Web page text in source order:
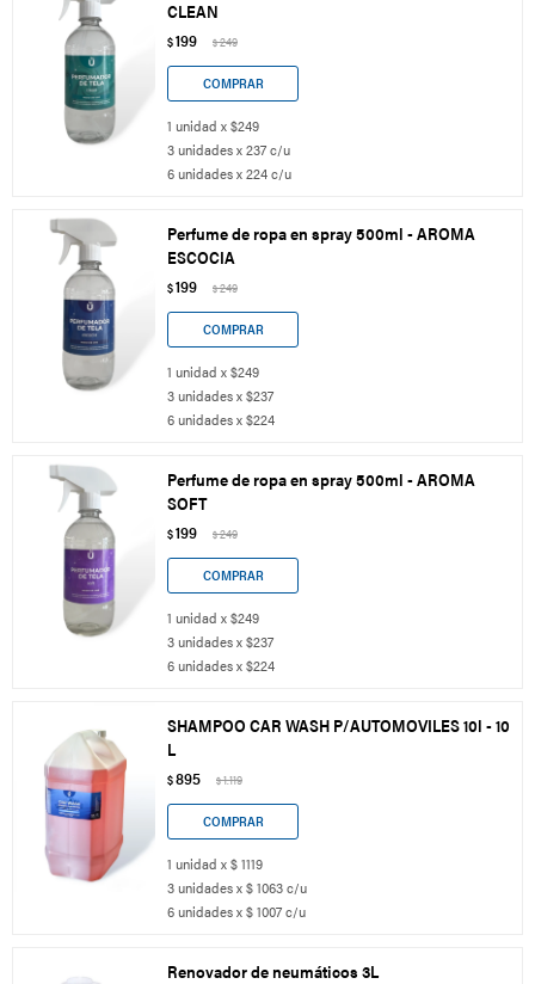
CLEAN
$199 $249
1 unidad x $249
3 unidades x 237 c/u
6 unidades x 224 c/u
Perfume de ropa en spray 500ml - AROMA
ESCOCIA
$199 $249
1 unidad x $249
3 unidades x $237
6 unidades x $224
Perfume de ropa en spray 500ml - AROMA
SOFT
$199 $249
1 unidad x $249
3 unidades x $237
6 unidades x $224
SHAMPOO CAR WASH P/AUTOMOVILES 10l - 10
L
$895 $1.119
1 unidad x $ 1119
3 unidades x $ 1063 c/u
6 unidades x $ 1007 c/u
Renovador de neumáticos 3L